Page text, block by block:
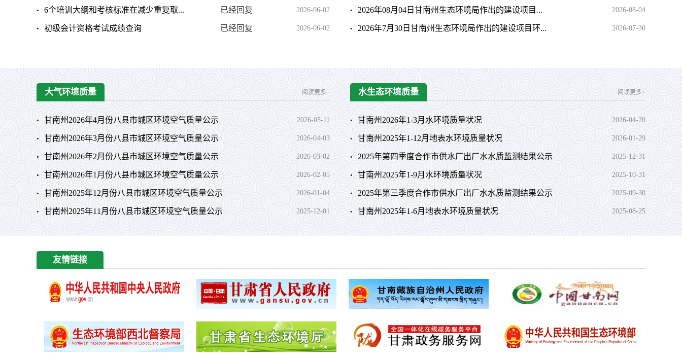
6个培训大纲和考核标准在减少重复取... 2026-06-02
已经回复
初级会计资格考试成绩查询 2026-06-02
已经回复
2026年08月04日甘南州生态环境局作出的建设项目... 2026-08-04
2026年7月30日甘南州生态环境局作出的建设项目环... 2026-07-30
大气环境质量 阅读更多+
甘南州2026年4月份八县市城区环境空气质量公示 2026-05-11
甘南州2026年3月份八县市城区环境空气质量公示 2026-04-03
甘南州2026年2月份八县市城区环境空气质量公示 2026-03-02
甘南州2026年1月份八县市城区环境空气质量公示 2026-02-05
甘南州2025年12月份八县市城区环境空气质量公示 2026-01-04
甘南州2025年11月份八县市城区环境空气质量公示 2025-12-01
水生态环境质量 阅读更多+
甘南州2026年1-3月水环境质量状况 2026-04-20
甘南州2025年1-12月地表水环境质量状况 2026-01-29
2025年第四季度合作市供水厂出厂水水质监测结果公示 2025-12-31
甘南州2025年1-9月水环境质量状况 2025-10-31
2025年第三季度合作市供水厂出厂水水质监测结果公示 2025-09-30
甘南州2025年1-6月地表水环境质量状况 2025-08-25
友情链接